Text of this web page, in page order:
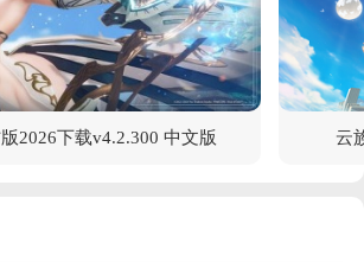
2026下载v4.2.300 中文版 云